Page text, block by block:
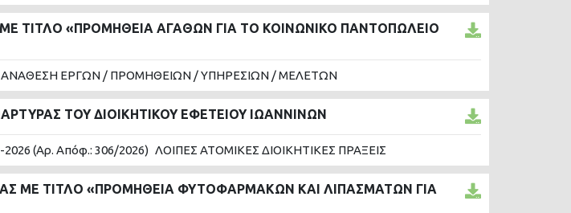
ΤΙΤΛΟ «ΠΡΟΜΗΘΕΙΑ ΑΓΑΘΩΝ ΓΙΑ ΤΟ ΚΟΙΝΩΝΙΚΟ ΠΑΝΤΟΠΩΛΕΙΟ
ΑΝΑΘΕΣΗ ΕΡΓΩΝ / ΠΡΟΜΗΘΕΙΩΝ / ΥΠΗΡΕΣΙΩΝ / ΜΕΛΕΤΩΝ
ΤΟΥ ΔΙΟΙΚΗΤΙΚΟΥ ΕΦΕΤΕΙΟΥ ΙΩΑΝΝΙΝΩΝ
(Αρ. Απόφ.: 306/2026) ΛΟΙΠΕΣ ΑΤΟΜΙΚΕΣ ΔΙΟΙΚΗΤΙΚΕΣ ΠΡΑΞΕΙΣ
ΜΕ ΤΙΤΛΟ «ΠΡΟΜΗΘΕΙΑ ΦΥΤΟΦΑΡΜΑΚΩΝ ΚΑΙ ΛΙΠΑΣΜΑΤΩΝ ΓΙΑ